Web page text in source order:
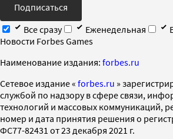
Подписаться
Все сразу
Еженедельная
Новости Forbes Games
Наименование издания: forbes.ru
Cетевое издание « forbes.ru »
службой по надзору в сфере связи,
технологий и массовых коммуникаций,
номер и дата принятия решения о
ФС77-82431 от 23 декабря 2021 г.